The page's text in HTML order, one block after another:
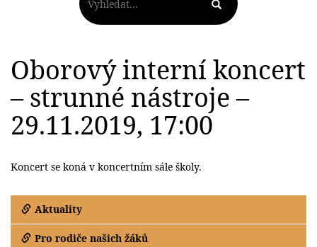
Aktuality
Pro rodiče našich žáků
Oborový interní koncert
– strunné nástroje –
29.11.2019, 17:00
Koncert se koná v koncertním sále školy.